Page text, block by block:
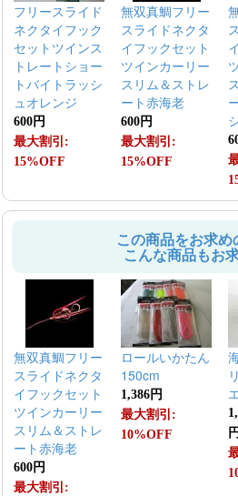
フリースライド
ネクタイフック
セットツインス
トレートショー
トバイトラッシ
ュオレンジ
600円
最大割引:
15%OFF
無双真鯛フリー
スライドネクタ
イフックセット
ツインカーリー
スリム＆ストレ
ート赤海老
600円
最大割引:
15%OFF
この商品をお求め
こんな商品もお
無双真鯛フリー
スライドネクタ
イフックセット
ツインカーリー
スリム＆ストレ
ート赤海老
600円
最大割引:
ロールいかたん
150cm
1,386円
最大割引:
10%OFF
円